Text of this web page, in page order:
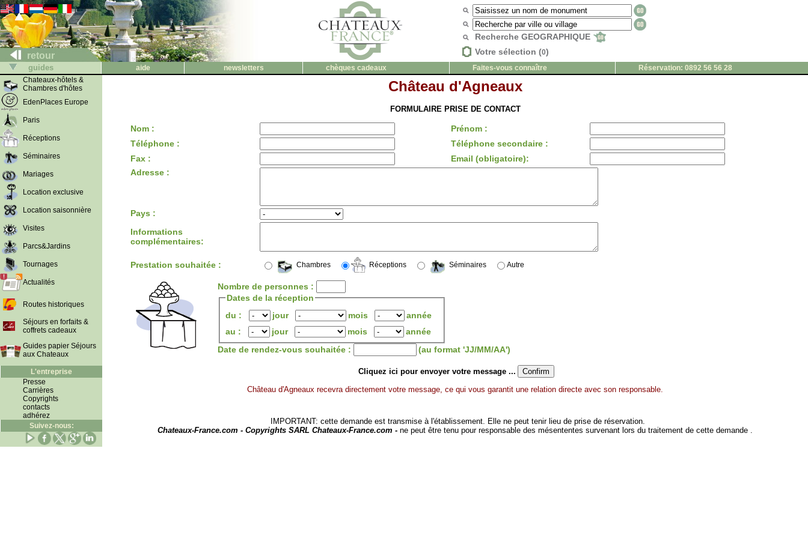
retour
Recherche GEOGRAPHIQUE
Votre sélection (0)
guides aide newsletters chèques cadeaux Faites-vous connaître
Réservation: 0892 56 56 28
Chateaux-hôtels &
Chambres d'hôtes
EdenPlaces Europe
Paris
Réceptions
Séminaires
Mariages
Location exclusive
Location saisonnière
Visites
Parcs&Jardins
Tournages
Actualités
Routes historiques
Séjours en forfaits &
coffrets cadeaux
Guides papier Séjours
aux Chateaux
L'entreprise
Presse
Carrières
Copyrights
contacts
adhérez
Suivez-nous:
Château d'Agneaux
FORMULAIRE PRISE DE CONTACT
Nom :
Prénom :
Téléphone :
Téléphone secondaire :
Fax :
Email (obligatoire):
Adresse :
Pays :
Informations
complémentaires:
Prestation souhaitée : Chambres Réceptions Séminaires Autre
Nombre de personnes :
Dates de la réception
du :
jour mois
année
au :
jour mois
année
Date de rendez-vous souhaitée :
(au format 'JJ/MM/AA')
Cliquez ici pour envoyer votre message ...
Château d'Agneaux recevra directement votre message, ce qui vous garantit une relation directe avec son responsable.
IMPORTANT: cette demande est transmise à l'établissement. Elle ne peut tenir lieu de prise de réservation.
Chateaux-France.com - Copyrights SARL Chateaux-France.com - ne peut être tenu pour responsable des mésententes survenant lors du traitement de cette demande .